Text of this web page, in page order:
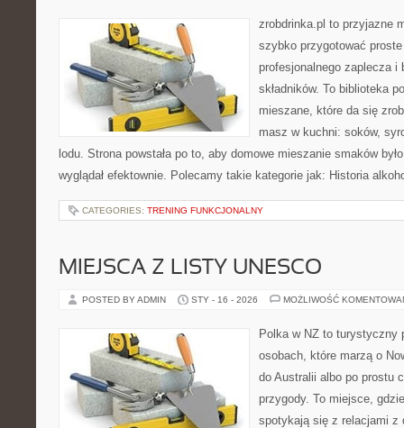
zrobdrinka.pl to przyjazne
szybko przygotować
profesjonalnego zaplecza i
składników. To biblioteka
mieszane, które da się
masz w kuchni: soków,
lodu. Strona powstała po to, aby domowe mieszanie smaków
wyglądał efektownie. Polecamy takie kategorie jak: Historia
CATEGORIES: TRENING FUNKCJONALNY
MIEJSCA Z LISTY UNESCO
POSTED BY ADMIN STY - 16 - 2026 MOŻLIWOŚĆ
Polka w NZ to turystyczny
osobach, które marzą o
do Australii albo po prostu
przygody. To miejsce,
spotykają się z relacjami z